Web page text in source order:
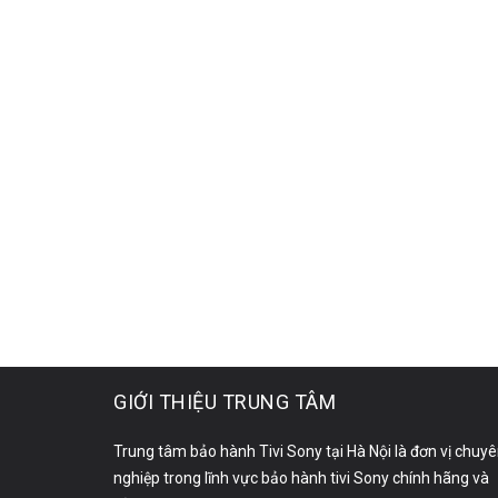
GIỚI THIỆU TRUNG TÂM
Trung tâm bảo hành Tivi Sony tại Hà Nội là đơn vị
nghiệp trong lĩnh vực bảo hành tivi Sony chính hãng và